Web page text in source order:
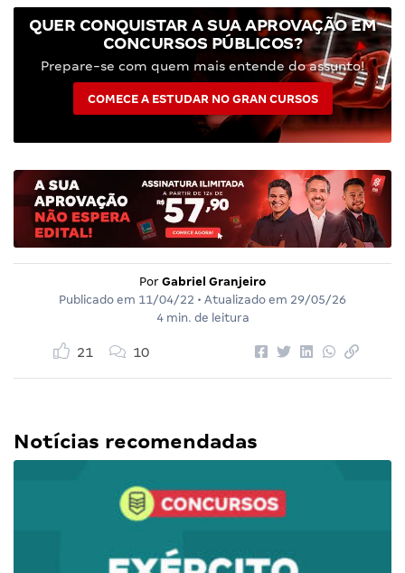
QUER CONQUISTAR A SUA APROVAÇÃO EM
CONCURSOS PÚBLICOS?
Prepare-se com quem mais entende do assunto!
COMECE A ESTUDAR NO GRAN CURSOS
Por Gabriel Granjeiro
Publicado em 11/04/22 • Atualizado em 29/05/26
4 min. de leitura
21 10
Notícias recomendadas